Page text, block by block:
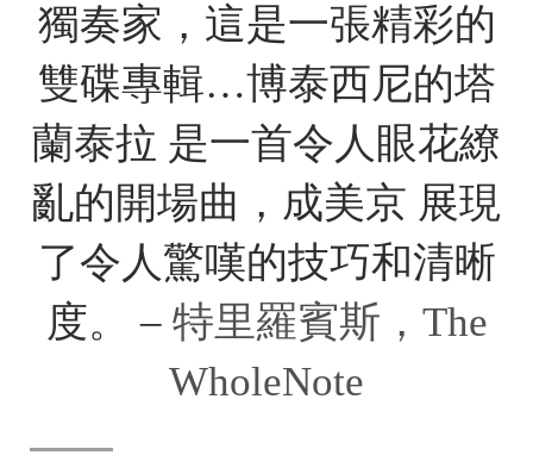
獨奏家，這是一張精彩的
雙碟專輯…博泰西尼的塔
蘭泰拉 是一首令人眼花繚
亂的開場曲，成美京 展現
了令人驚嘆的技巧和清晰
度。 – 特里羅賓斯，The
WholeNote